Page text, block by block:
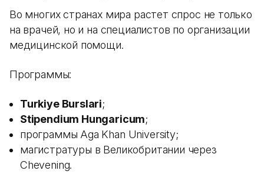
Во многих странах мира растет спрос не только
на врачей, но и на специалистов по организации
медицинской помощи.
Программы:
Turkiye Burslari;
Stipendium Hungaricum;
программы Aga Khan University;
магистратуры в Великобритании через
Chevening.